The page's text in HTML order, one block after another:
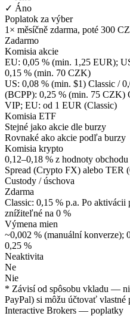
✓ Áno
Poplatok za výber
1× měsíčně zdarma, poté 300
Zadarmo
Komisia akcie
EU: 0,05 % (min. 1,25 EUR);
0,15 % (min. 70 CZK)
US: 0,08 % (min. $1) Classic /
(BCPP): 0,25 % (min. 75 CZK)
VIP; EU: od 1 EUR (Classic)
Komisia ETF
Stejné jako akcie dle burzy
Rovnaké ako akcie podľa burzy
Komisia krypto
0,12–0,18 % z hodnoty
Spread (Crypto FX) alebo TER
Custody / úschova
Zdarma
Classic: 0,15 % p.a. Po
znížiteľné na 0 %
Výmena mien
~0,002 % (manuální konverze);
0,25 %
Neaktivita
Ne
Nie
* Závisí od spôsobu vkladu —
PayPal) si môžu účtovať vlastné
Interactive Brokers — poplatky